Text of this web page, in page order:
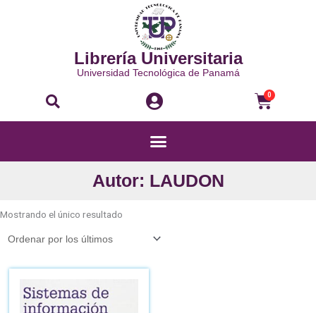
Librería Universitaria
Universidad Tecnológica de Panamá
Buscar 0
Menú
Autor: LAUDON
Mostrando el único resultado